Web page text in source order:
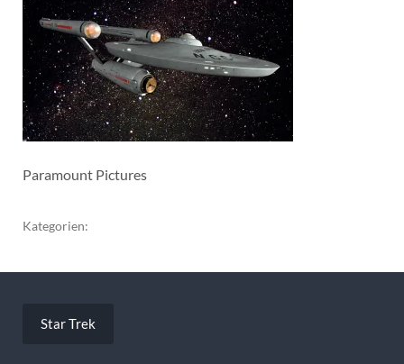
Paramount Pictures
Kategorien:
Star Trek